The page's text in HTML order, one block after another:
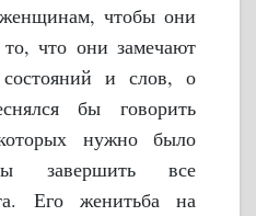
чтобы они
что они замечают
и слов, о
бы говорить
нужно было
завершить все
Его женитьба на